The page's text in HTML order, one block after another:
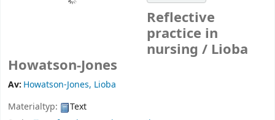
Reflective
practice in
nursing / Lioba
Howatson-Jones
Av: Howatson-Jones, Lioba
Materialtyp:
Text